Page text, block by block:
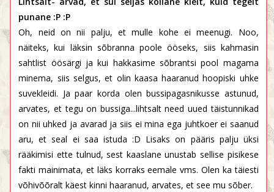
punane :P :P
Oh, neid on nii palju, et mulle kohe ei meenugi. Noo,
näiteks, kui läksin sõbranna poole ööseks, siis kahmasin
sahtlist öösärgi ja kui hakkasime sõbrantsi pool magama
minema, siis selgus, et olin kaasa haaranud hoopiski uhke
suvekleidi. Ja paar korda olen bussipagasnikusse astunud,
arvates, et tegu on bussiga...lihtsalt need uued täistunnikad
on nii uhked ja avarad ja siis ei mina ega juhtkoer ei saanud
aru, et seal ei saa istuda :D Lisaks on pääris palju üksi
rääkimisi ette tulnud, sest kaaslane unustab sellise pisikese
fakti mainimata, et läks korraks eemale vms. Olen ka täiesti
võhivõõralt käest kinni haaranud, arvates, et see mu sõber.